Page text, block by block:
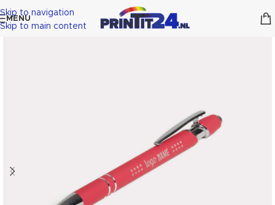
Skip to navigation
Skip to main content
MENU